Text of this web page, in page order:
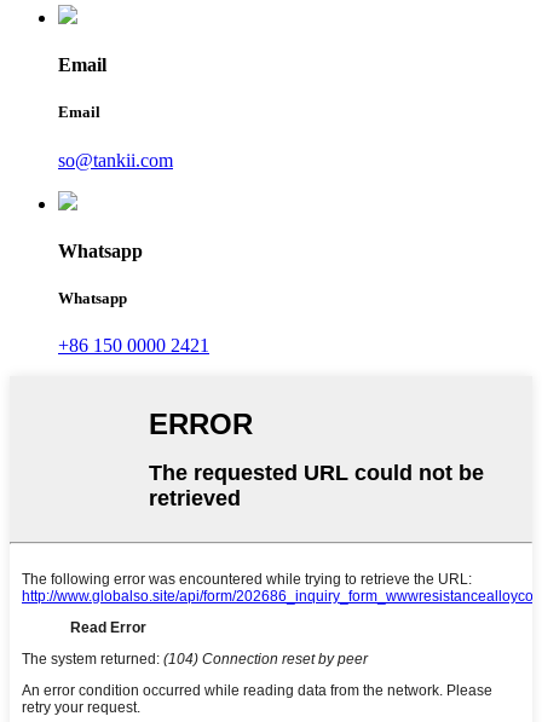
Email
Email
so@tankii.com
Whatsapp
Whatsapp
+86 150 0000 2421